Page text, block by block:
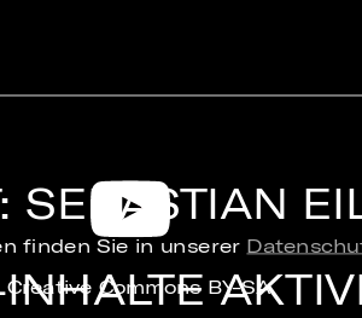
SEBASTIAN
finden Sie in unserer
Commons BY-SA